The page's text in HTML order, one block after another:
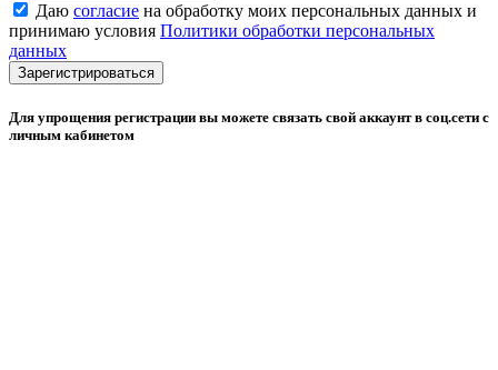
Даю согласие на обработку моих персональных данных и
принимаю условия Политики обработки персональных
данных
Зарегистрироваться
Для упрощения регистрации вы можете связать свой аккаунт в соц.сети с
личным кабинетом